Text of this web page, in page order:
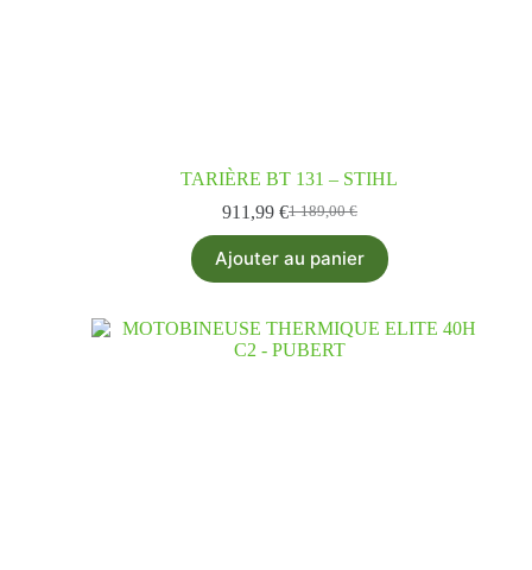
TARIÈRE BT 131 – STIHL
1 189,00€
911,99 €
Ajouter au panier